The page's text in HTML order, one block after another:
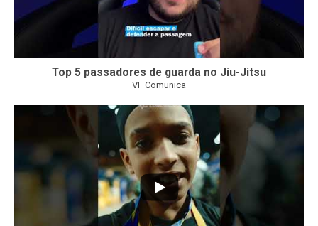
Top 5 passadores de guarda no Jiu-Jitsu
VF Comunica